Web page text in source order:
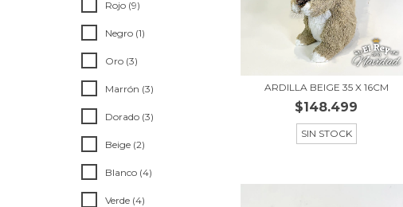
Rojo (9)
Negro (1)
Oro (3)
Marrón (3)
Dorado (3)
Beige (2)
Blanco (4)
Verde (4)
ARDILLA BEIGE 35 X 16CM
$148.499
SIN STOCK